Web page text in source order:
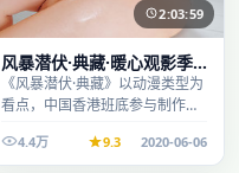
2:03:59
风暴潜伏·典藏·暖心观影季
口碑发酵持续升温
《风暴潜伏·典藏》以动漫类型为
看点，中国香港班底参与制作，
时段观看。
4.4万 9.3 2020-06-06